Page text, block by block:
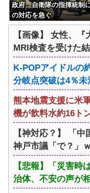
政府、自衛隊の指揮統制
の対応を急ぐ
【画像】 女性、
MRI検査を受けた
K-POPアイドルの
分岐点突破は4％未
熊本地震支援に米
機が飲料水約16ト
【神対応？】 「
神戸市議「で？」
【悲報】「災害時
治体、不安の声が